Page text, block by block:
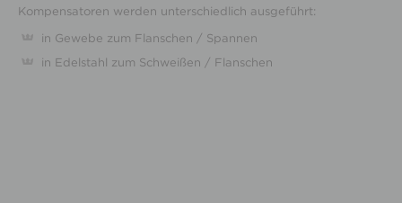
Kompensatoren werden unterschiedlich ausgeführt:
in Gewebe zum Flanschen / Spannen
in Edelstahl zum Schweißen / Flanschen